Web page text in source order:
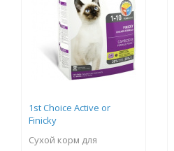
1st Choice Active or
Finicky
Сухой корм для